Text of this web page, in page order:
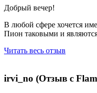
Добрый вечер!
В любой сфере хочется
Пион таковыми и
Читать весь отзыв
irvi_no (Отзыв с